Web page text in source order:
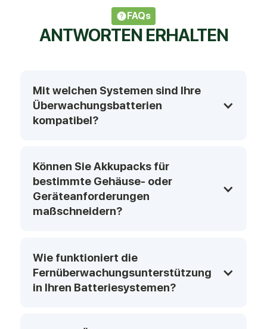
FAQs
ANTWORTEN ERHALTEN
Mit welchen Systemen sind Ihre
Überwachungsbatterien
kompatibel?
Können Sie Akkupacks für
bestimmte Gehäuse- oder
Geräteanforderungen
maßschneidern?
Wie funktioniert die
Fernüberwachungsunterstützung
in Ihren Batteriesystemen?